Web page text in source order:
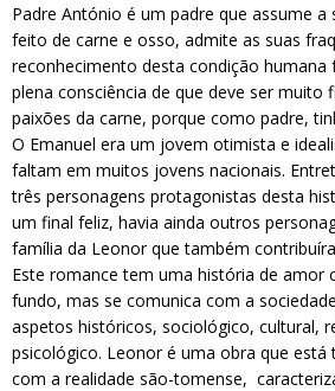
Padre António é um padre que assume
feito de carne e osso, admite as suas
reconhecimento desta condição humana
plena consciência de que deve ser muito
paixões da carne, porque como padre,
O Emanuel era um jovem otimista e
faltam em muitos jovens nacionais.
três personagens protagonistas desta
um final feliz, havia ainda outros
família da Leonor que também
Este romance tem uma história de amor
fundo, mas se comunica com a
aspetos históricos, sociológico, cultural,
psicológico. Leonor é uma obra que
com a realidade são-tomense,